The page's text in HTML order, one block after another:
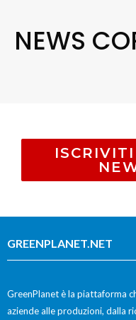
NEWS
GREENPLANET.NET
GreenPlanet è la piattaforma
aziende alle produzioni, dalla